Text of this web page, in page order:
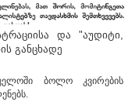
და "აუდიტი,
განცხადე
ბოლო კვირების